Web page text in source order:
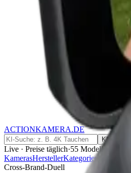
ACTIONKAMERA.DE
KI →
Live · Preise täglich·55 Modelle
KamerasHerstellerKategorien
Cross-Brand-Duell